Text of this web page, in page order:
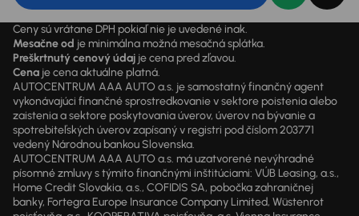
Ceny sú vrátane DPH pokiaľ nie je uvedené inak.
Mesačne od je minimálna možná mesačná splátka.
Preškrtnutý cenový údaj je cena pred zľavou.
Cena je cena aktuálne platná.
AUTOCENTRUM AAA AUTO a.s. je samostatný finančný agent
vykonávajúci finančné sprostredkovanie v sektore poistenia alebo
zaistenia a sektore poskytovania úverov, úverov na bývanie a
spotrebiteľských úverov zapísaný v registri pod číslom 203771
vedený Národnou bankou Slovenska.
AUTOCENTRUM AAA AUTO a.s. má uzatvorené nevýhradné
písomné zmluvy s týmito finančnými inštitúciami: VÚB Leasing, a.s.,
Home Credit Slovakia, a.s., COFIDIS SA, pobočka zahraničnej
banky, Fortegra Europe Insurance Company Limited, Wüstenrot